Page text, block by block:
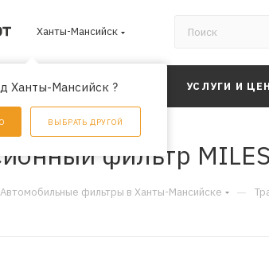
Ханты-Мансийск
Ханты-Мансийск ?
ВЫБРАТЬ ДРУГОЙ
АКЦИИ УСЛУГИ И
фильтр
Автомобильные фильтры в Ханты-Мансийске —